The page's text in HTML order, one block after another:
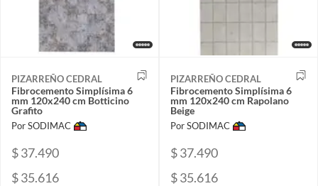
PIZARREÑO CEDRAL
Fibrocemento Simplísima 6
mm 120x240 cm Botticino
Grafito
Por SODIMAC
$ 37.490
$ 35.616
PIZARREÑO CEDRAL
Fibrocemento Simplísima 6
mm 120x240 cm Rapolano
Beige
Por SODIMAC
$ 37.490
$ 35.616